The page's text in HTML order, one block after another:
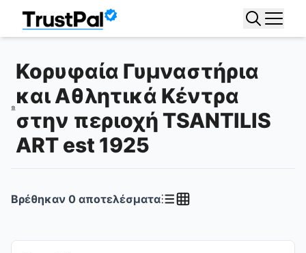
Κορυφαία Γυμναστήρια
και Αθλητικά Κέντρα
στην περιοχή TSANTILIS
ART est 1925
Βρέθηκαν 0 αποτελέσματα